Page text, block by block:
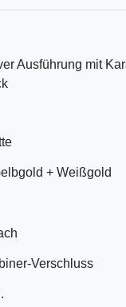
Ausführung mit
+ Weißgold
Verschluss